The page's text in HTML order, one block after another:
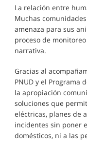
La relación entre
Muchas
amenaza para sus
proceso de
narrativa.
Gracias al
PNUD y el Programa
la apropiación
soluciones que
eléctricas, planes de
incidentes sin poner
domésticos, ni a las